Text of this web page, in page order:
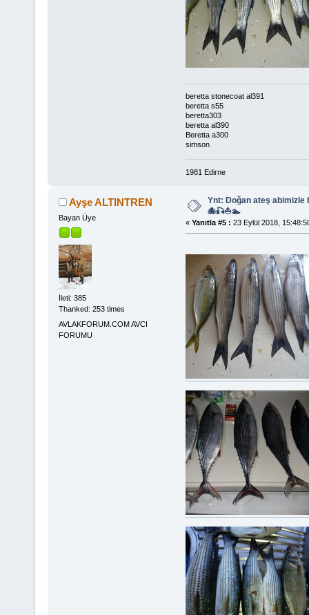
beretta stonecoat al391
beretta s55
beretta303
beretta al390
Beretta a300
simson
1981 Edirne
Ayşe ALTINTREN
Bayan Üye
İleti: 385
Thanked: 253 times
AVLAKFORUM.COM AVCI
FORUMU
Ynt: Doğan ateş
🐙🎣⛵🏊
« Yanıtla #5 : 23 Eylül 2018,